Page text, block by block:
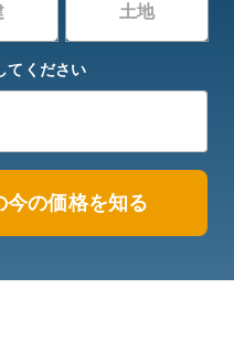
土地
てください
今の価格を知る